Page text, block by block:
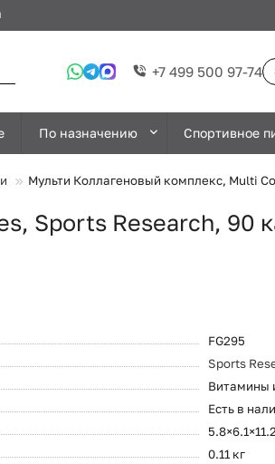
+7 499 500 97-74
По назначению Спортивное
Мульти Коллагеновый комплекс, Multi
Sports Research, 90
FG295
Sports
Витамины
Есть в
0.11 кг